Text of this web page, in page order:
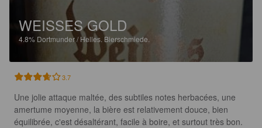
WEISSES GOLD
4.8% Dortmunder / Helles. Bierschmiede.
3.7
Une jolie attaque maltée, des subtiles notes herbacées, une
amertume moyenne, la bière est relativement douce, bien
équilibrée, c'est désaltérant, facile à boire, et surtout très bon.